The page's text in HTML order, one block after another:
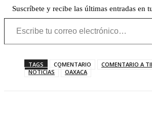
Suscríbete y recibe las últimas entradas en
Escribe tu correo electrónico…
TAGS COMENTARIO COMENTARIO A
NOTICIAS
OAXACA